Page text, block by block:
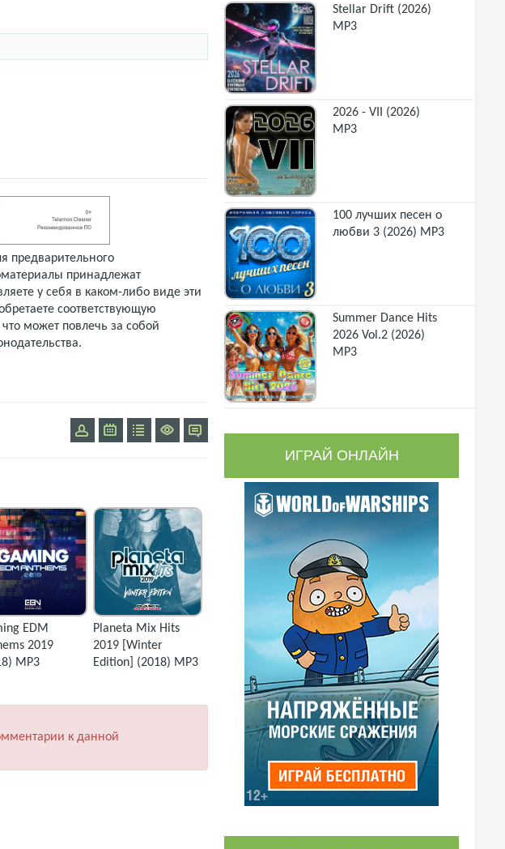
предварительного
принадлежат
у себя в каком-либо виде эти
соответствующую
может повлечь за собой
EDM
2019
MP3
Planeta Mix Hits
2019 [Winter
Edition] (2018) MP3
к данной
Stellar Drift (2026)
MP3
2026 - VII (2026)
MP3
100 лучших песен о
любви 3 (2026) MP3
Summer Dance Hits
2026 Vol.2 (2026)
MP3
ИГРАЙ ОНЛАЙН